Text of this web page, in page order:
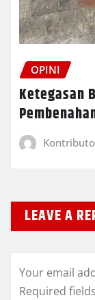
OPINI
Ketegasan
LEAVE A
Your email
Required